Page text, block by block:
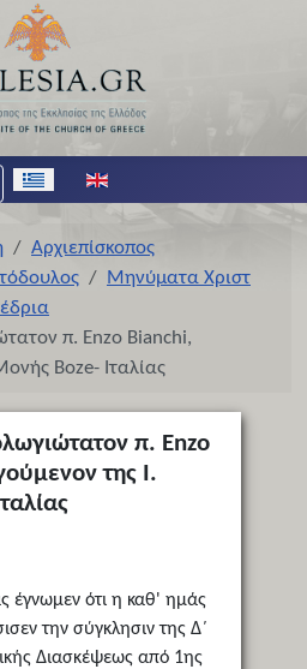
Επιλέξτε τη γλώσσα σας
Αρχιεπίσκοπος
Μηνύματα Χριστ
π. Enzo Bianchi,
Boze- Ιταλίας
π. Enzo
της Ι.
έγνωμεν ότι η καθ' ημάς
την σύγκλησιν της Δ΄
Διασκέψεως από 1ης